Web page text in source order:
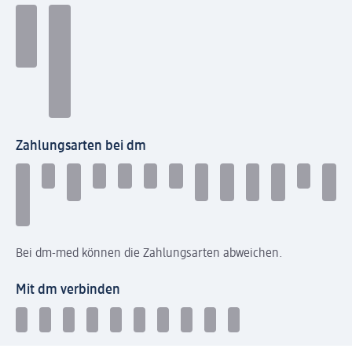
Zahlungsarten bei dm
Bei dm-med können die Zahlungsarten abweichen.
Mit dm verbinden